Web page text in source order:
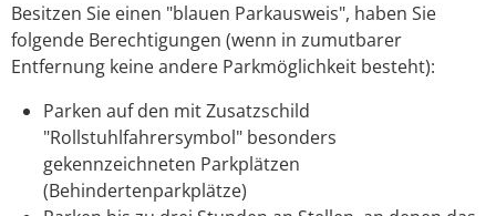
Besitzen Sie einen "blauen Parkausweis", haben Sie
folgende Berechtigungen (wenn in zumutbarer
Entfernung keine andere Parkmöglichkeit besteht):
Parken auf den mit Zusatzschild
"Rollstuhlfahrersymbol" besonders
gekennzeichneten Parkplätzen
(Behindertenparkplätze)